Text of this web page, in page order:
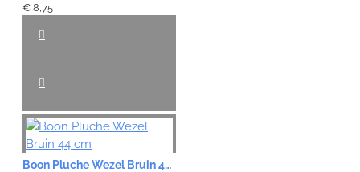
€ 8,75
Boon Pluche Wezel Bruin 44 cm